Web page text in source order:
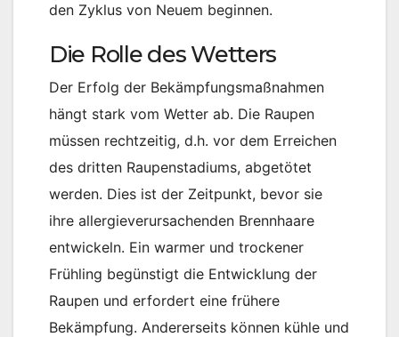
den Zyklus von Neuem beginnen.
Die Rolle des Wetters
Der Erfolg der Bekämpfungsmaßnahmen
hängt stark vom Wetter ab. Die Raupen
müssen rechtzeitig, d.h. vor dem Erreichen
des dritten Raupenstadiums, abgetötet
werden. Dies ist der Zeitpunkt, bevor sie
ihre allergieverursachenden Brennhaare
entwickeln. Ein warmer und trockener
Frühling begünstigt die Entwicklung der
Raupen und erfordert eine frühere
Bekämpfung. Andererseits können kühle und